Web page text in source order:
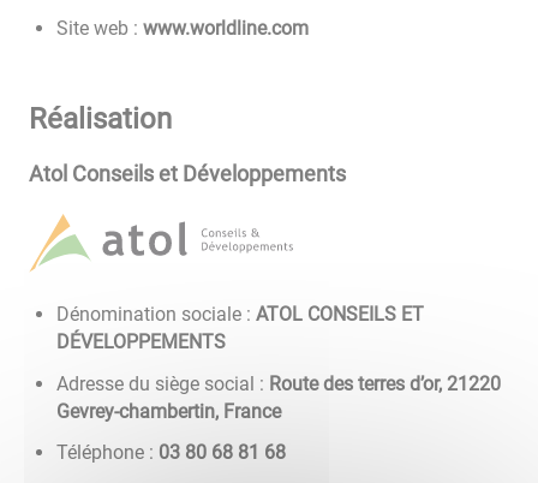
Site web : www.worldline.com
Réalisation
Atol Conseils et Développements
Dénomination sociale :ATOL CONSEILS ET
DÉVELOPPEMENTS
Adresse du siège social : Route des terres d’or, 21220
Gevrey-chambertin, France
Téléphone : 86 18 86 08 30